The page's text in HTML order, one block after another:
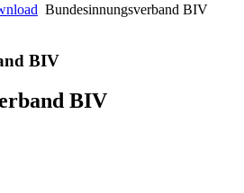
Bundesinnungsverband BIV
BIV
BIV